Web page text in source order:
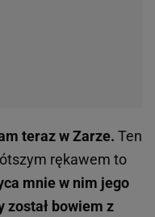
teraz w Zarze. Ten
rękawem to
mnie w nim jego
został bowiem z